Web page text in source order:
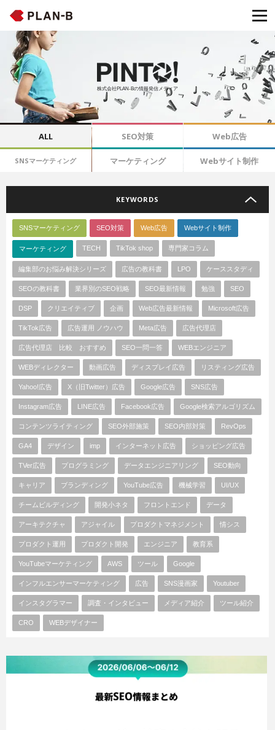
株式会社PLAN-Bの情報発信メディア
ALL SEO対策 Web広告
SNSマーケティング マーケティング Webサイト制作
KEYWORDS
SNSマーケティング SEO対策 Web広告 Webサイト制作
マーケティング TECH TikTok shop 専門家コラム
編集部のお悩み解決シリーズ 広告の教科書 LPO ケーススタディ
SEOの教科書 業界別のSEO戦略 SEO最新情報 勉強 SEO
DSP クリエイティブ 企画 Web広告最新情報 Microsoft広告
TikTok広告 広告運用 ノウハウ Meta広告 広告代理店
広告代理店 比較 おすすめ SEO一問一答 WEBエンジニア
WEBディレクター 動画広告 ディスプレイ広告 リスティング広告
Yahoo!広告 X（旧Twitter）広告 Google広告 SNS広告
Instagram広告 LINE広告 Facebook広告 Google検索アルゴリズム
コンテンツライティング SEO外部施策 SEO内部対策 RevOps
GA4 デザイン imp インターネット広告 ショッピング広告
TVer広告 プログラミング データエンジニアリング SEO動向
キャリア ブランディング YouTube広告 機械学習 UI/UX
チームビルディング 開発小ネタ フロントエンド データ
アーキテクチャ アジャイル プロダクトマネジメント 情シス
プロダクト運用 プロダクト開発 エンジニア 教育系
YouTubeマーケティング AWS ツール Google
インフルエンサーマーケティング 広告 SNS漫画家 Youtuber
インスタグラマー 調査・インタビュー メディア紹介 ツール紹介
CRO WEBデザイナー